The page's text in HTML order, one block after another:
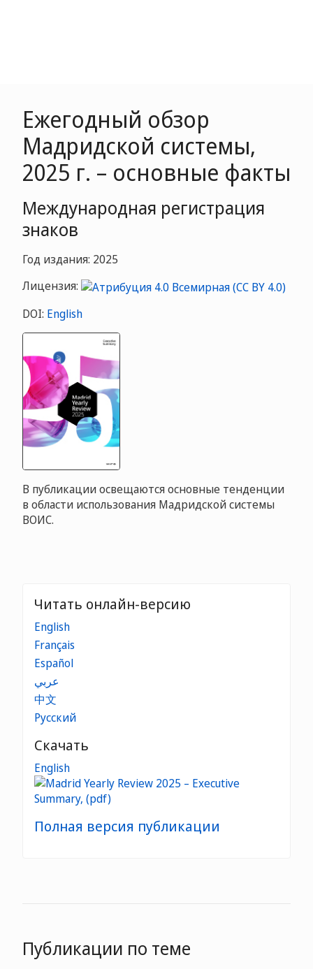
Ежегодный обзор
Мадридской системы,
2025 г. – основные факты
Международная регистрация
знаков
Год издания: 2025
Лицензия:
DOI: English
В публикации освещаются основные тенденции
в области использования Мадридской системы
ВОИС.
Читать онлайн-версию
English
Français
Español
عربي
中文
Русский
Скачать
English
Полная версия публикации
Публикации по теме